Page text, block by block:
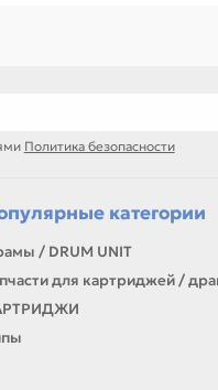
моделью или задачей,
складского запаса.
Политика безопасности
категории
/ DRUM UNIT
для картриджей /